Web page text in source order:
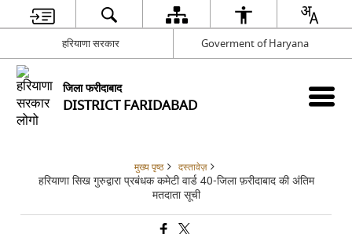
हरियाणा सरकार Goverment of Haryana
जिला फरीदाबाद
DISTRICT FARIDABAD
मुख्य पृष्ठ दस्तावेज़
हरियाणा सिख गुरुद्वारा प्रबंधक कमेटी वार्ड 40-जिला फ़रीदाबाद की अंतिम
मतदाता सूची